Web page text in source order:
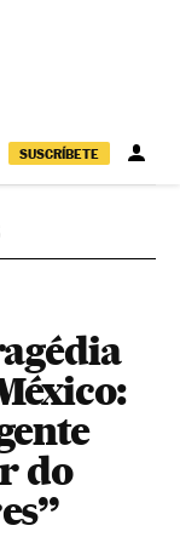
SUSCRÍBETE
do